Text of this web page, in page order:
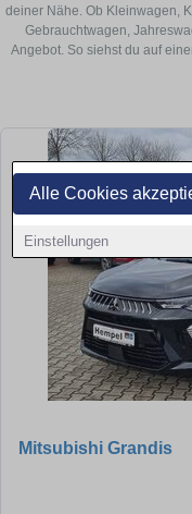
Alle Cookies
Einstellungen
deiner Nähe. Ob Kleinwagen,
Gebrauchtwagen,
Angebot. So siehst du auf
Mitsubishi Grandis